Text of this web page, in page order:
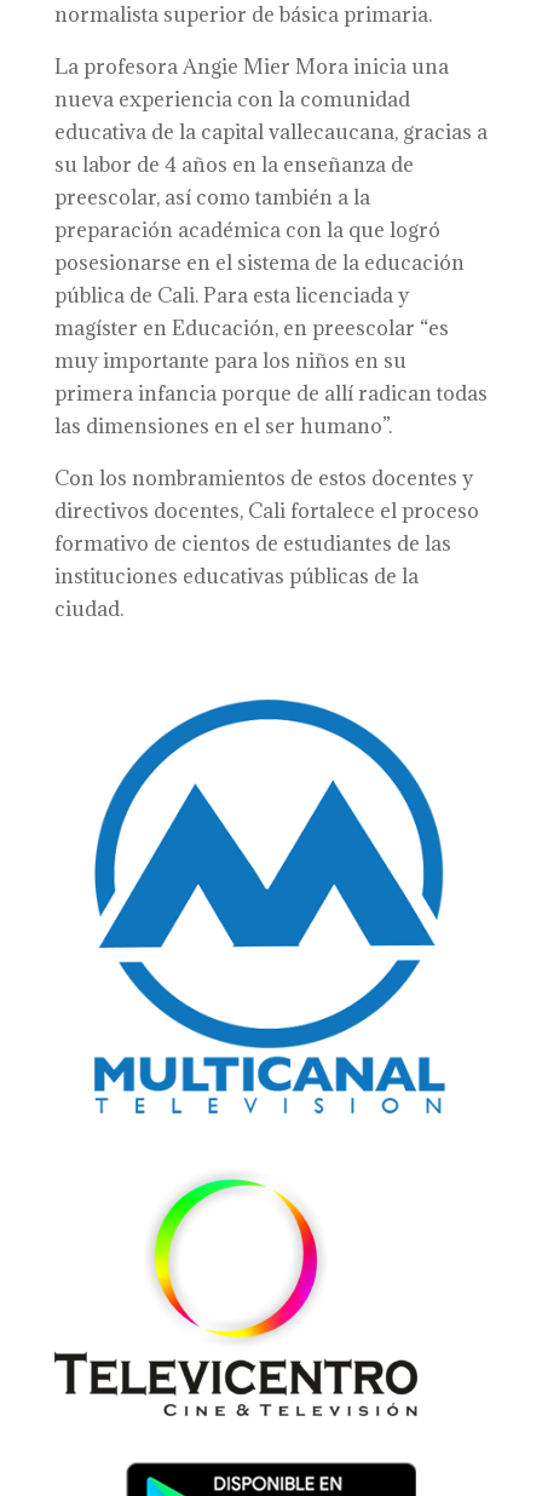
normalista superior de básica primaria.
La profesora Angie Mier Mora inicia una
nueva experiencia con la comunidad
educativa de la capital vallecaucana, gracias a
su labor de 4 años en la enseñanza de
preescolar, así como también a la
preparación académica con la que logró
posesionarse en el sistema de la educación
pública de Cali. Para esta licenciada y
magíster en Educación, en preescolar “es
muy importante para los niños en su
primera infancia porque de allí radican todas
las dimensiones en el ser humano”.
Con los nombramientos de estos docentes y
directivos docentes, Cali fortalece el proceso
formativo de cientos de estudiantes de las
instituciones educativas públicas de la
ciudad.